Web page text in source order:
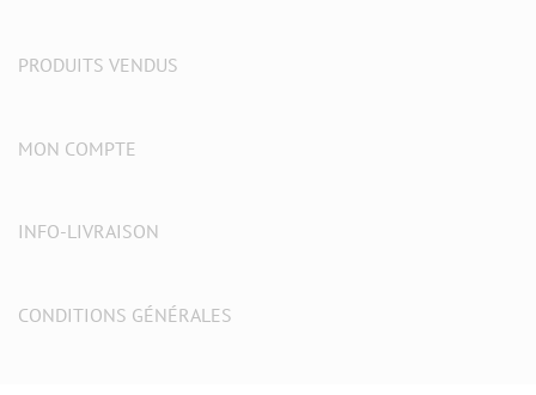
PRODUITS VENDUS
MON COMPTE
INFO-LIVRAISON
CONDITIONS GÉNÉRALES